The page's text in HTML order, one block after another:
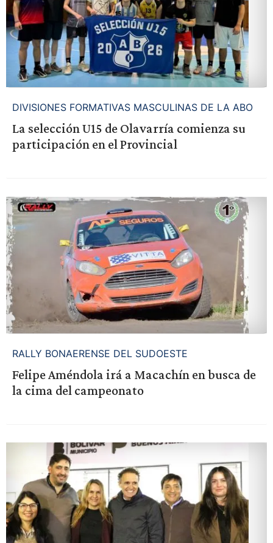
DIVISIONES FORMATIVAS MASCULINAS DE LA ABO
La selección U15 de Olavarría comienza su
participación en el Provincial
RALLY BONAERENSE DEL SUDOESTE
Felipe Améndola irá a Macachín en busca de
la cima del campeonato